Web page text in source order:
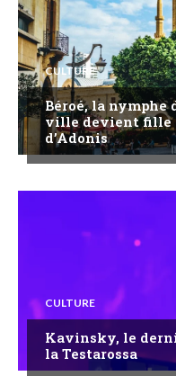
CULTURE
Béroé, la nymphe
ville devient fille
d’Adonis
CULTURE
Kavinsky, le
la Testarossa